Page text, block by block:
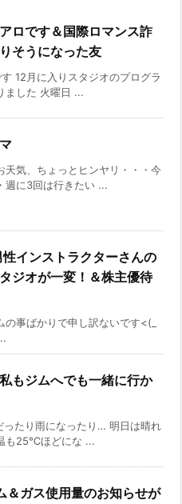
ロです＆国際ロマンス詐
そうになった友
12月に入りスタジオのプログラ
ました 火曜日 ...
天気、ちょっとヒンヤリ・・・今
週に3回は行きたい ...
インストラクターさんの
ジオが一変！＆株主優待
の事ばかりで申し訳ないです<(_
もジムへでも一緒に行か
たり雨になったり… 明日は晴れ
も25℃ほどにな ...
＆ガス使用量のお知らせが